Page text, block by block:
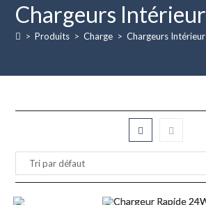
Chargeurs Intérieur
> Produits > Charge > Chargeurs Intérieur